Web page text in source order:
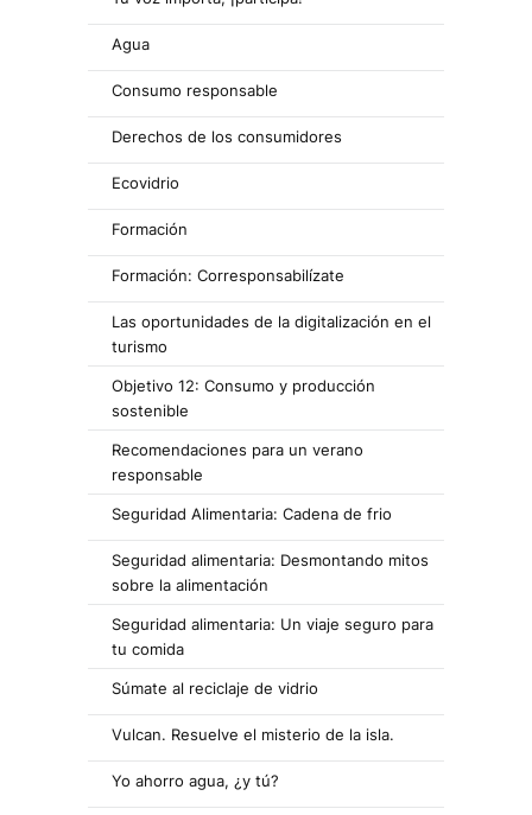
Agua
Consumo responsable
Derechos de los consumidores
Ecovidrio
Formación
Formación: Corresponsabilízate
Las oportunidades de la digitalización en el
turismo
Objetivo 12: Consumo y producción
sostenible
Recomendaciones para un verano
responsable
Seguridad Alimentaria: Cadena de frio
Seguridad alimentaria: Desmontando mitos
sobre la alimentación
Seguridad alimentaria: Un viaje seguro para
tu comida
Súmate al reciclaje de vidrio
Vulcan. Resuelve el misterio de la isla.
Yo ahorro agua, ¿y tú?